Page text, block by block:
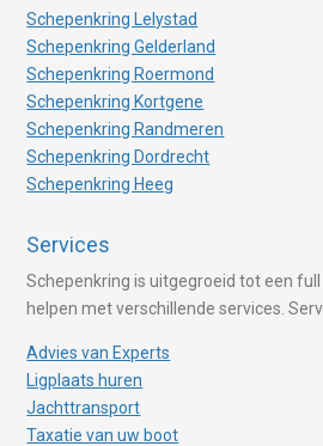
Schepenkring Lelystad
Schepenkring Gelderland
Schepenkring Roermond
Schepenkring Kortgene
Schepenkring Randmeren
Schepenkring Dordrecht
Schepenkring Heeg
Services
Schepenkring is uitgegroeid tot een
helpen met verschillende services.
Advies van Experts
Ligplaats huren
Jachttransport
Taxatie van uw boot